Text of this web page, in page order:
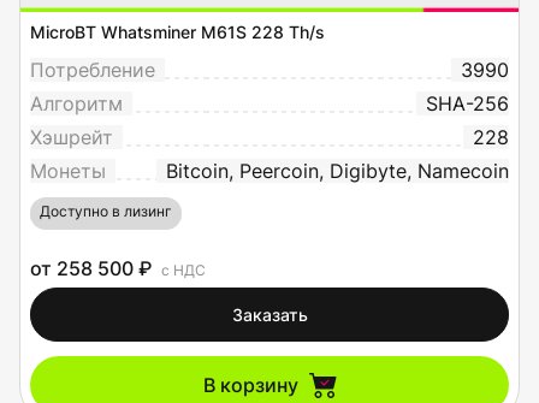
MicroBT Whatsminer M61S 228 Th/s
Потребление
3990
Алгоритм
SHA-256
Хэшрейт
228
Монеты
Bitcoin, Peercoin, Digibyte, Namecoin
Доступно в лизинг
от 258 500 ₽ с НДС
Заказать
В корзину